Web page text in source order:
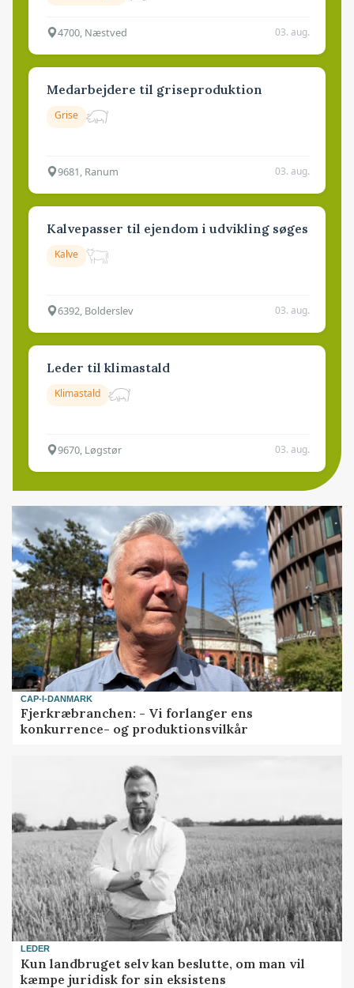
4700, Næstved 03. aug.
Medarbejdere til griseproduktion
Grise
9681, Ranum 03. aug.
Kalvepasser til ejendom i udvikling søges
Kalve
6392, Bolderslev 03. aug.
Leder til klimastald
Klimastald
9670, Løgstør 03. aug.
CAP-I-DANMARK
Fjerkræbranchen: - Vi forlanger ens
konkurrence- og produktionsvilkår
LEDER
Kun landbruget selv kan beslutte, om man vil
kæmpe juridisk for sin eksistens